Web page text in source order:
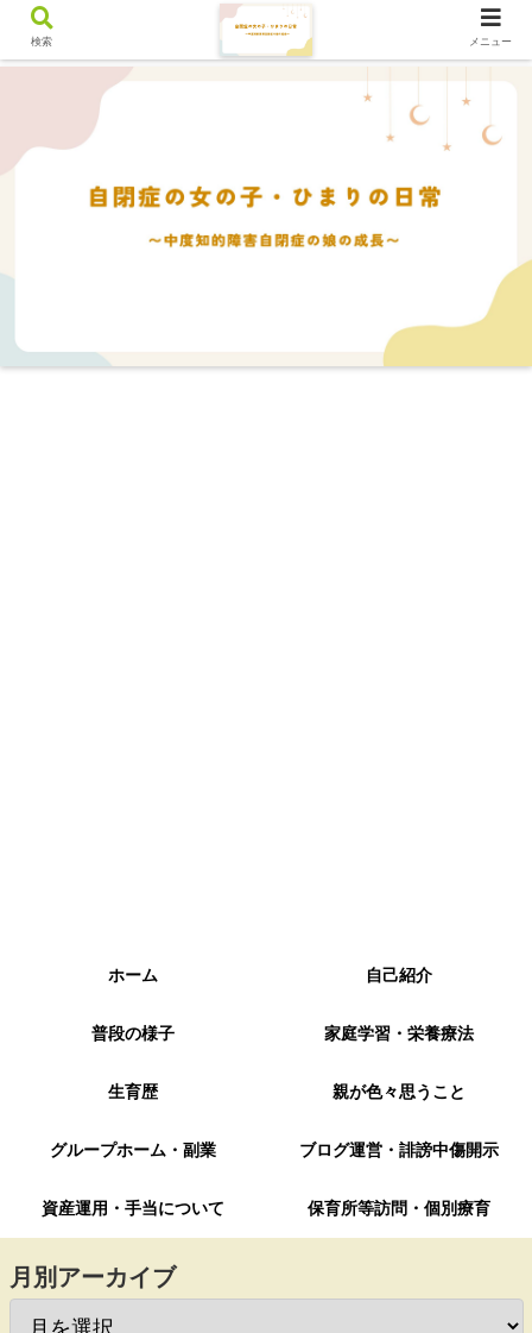
ホーム 自己紹介
普段の様子 家庭学習・栄養療法
生育歴 親が色々思うこと
グループホーム・副業 ブログ運営・誹謗中傷開示
資産運用・手当について 保育所等訪問・個別療育
月別アーカイブ
検索 メニュー